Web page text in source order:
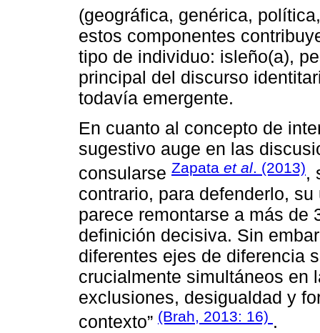
(geográfica, genérica,
estos componentes
tipo de individuo: isleño(a),
principal del discurso
todavía emergente.
En cuanto al concepto de
sugestivo auge en las
consularse Zapata et al. (2013),
contrario, para defenderlo,
parece remontarse a más de
definición decisiva. Sin
diferentes ejes de diferencia
crucialmente simultáneos en
exclusiones, desigualdad y
contexto” (Brah, 2013: 16) .